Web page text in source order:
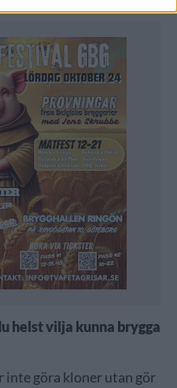
helst vilja kunna brygga
inte göra kloner utan gör